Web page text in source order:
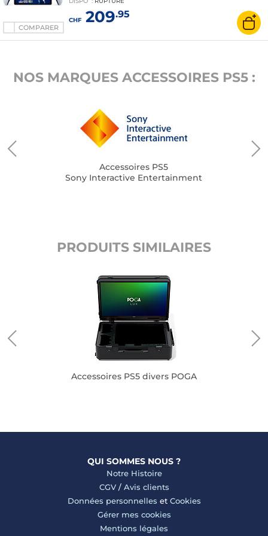
COMPARER
CHF209.95
NOS MARQUES ACCESSOIRES PS5 :
Accessoires PS5
Sony Interactive Entertainment
PRODUITS SIMILAIRES
Accessoires PS5 divers POGA
QUI SOMMES NOUS ?
Notre Histoire
CGV/ Avis clients
Données personnelles et Cookies
Gérer mes cookies
Mentions légales